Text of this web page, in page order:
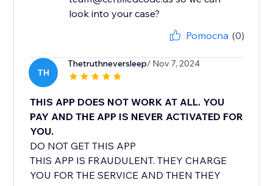
look into your case?
Pomocna (0)
TH
Thetruthneversleep/ Nov 7, 2024
THIS APP DOES NOT WORK AT ALL. YOU
PAY AND THE APP IS NEVER ACTIVATED FOR
YOU.
DO NOT GET THIS APP
THIS APP IS FRAUDULENT. THEY CHARGE
YOU FOR THE SERVICE AND THEN THEY